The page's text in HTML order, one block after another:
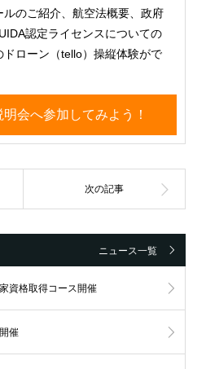
ルのご紹介、航空法概要、政府
認定ライセンスについての
ローン（tello）操縦体験がで
会へ参加してみよう！
ニュース一覧
資格取得コース開催
催